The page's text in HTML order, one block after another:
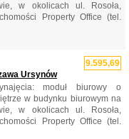
w okolicach ul. Rosoła,
Property Office (tel.
9.595,69
Ursynów
moduł biurowy o
w budynku biurowym na
w okolicach ul. Rosoła,
Property Office (tel.